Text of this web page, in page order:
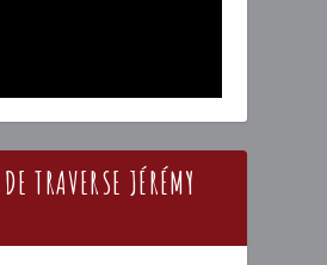
TRAVERSE JÉRÉMY